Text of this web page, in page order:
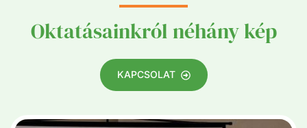
Oktatásainkról néhány kép
KAPCSOLAT